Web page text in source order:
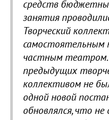
средств
занятия
Творческий
самостоятельным
частным театром.
предыдущих
коллективом не
одной новой
обновлялся, что